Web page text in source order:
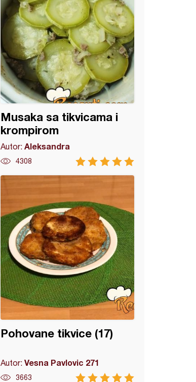
Musaka sa tikvicama i
krompirom
Autor:Aleksandra
4308
Pohovane tikvice (17)
Autor:Vesna Pavlovic 271
3663